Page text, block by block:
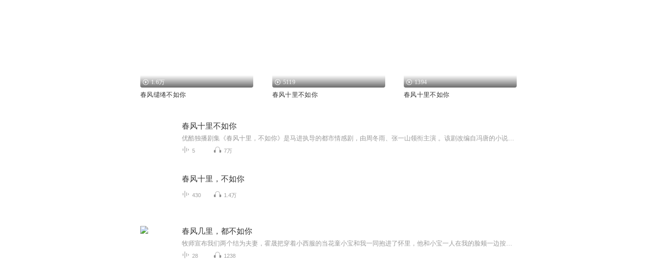
1.6万
春风缱绻不如你
5119
春风十里不如你
1394
春风十里不如你
春风十里不如你
优酷独播剧集《春风十里，不如你》是马进执导的都市情感剧，由周冬雨、张一山领衔主演 。该剧改编自冯唐的小说《北京北京》，讲述了秋水在本硕连读八年的大学生涯中，结识了爱人小红与一群好兄弟。毕业后几经坎坷，让他们对青春时代产生无尽怀念与感悟的...
5 7万
春风十里，不如你
430 1.4万
春风几里，都不如你
牧师宣布我们两个结为夫妻，霍晟把穿着小西服的当花童小宝和我一同抱进了怀里，他和小宝一人在我的脸颊一边按下了一吻。霍晟道：“洛薇，谢谢你把小宝带到了这个世界上，现在我拥抱着的，就是全世界，是你给了我的全世界。”我也被幸福冲击着，全世界对我...
28 1238